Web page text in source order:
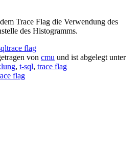
Trace Flag die Verwendung des
des Histogramms.
trace flag
von cmu und ist abgelegt unter
, t-sql, trace flag
flag